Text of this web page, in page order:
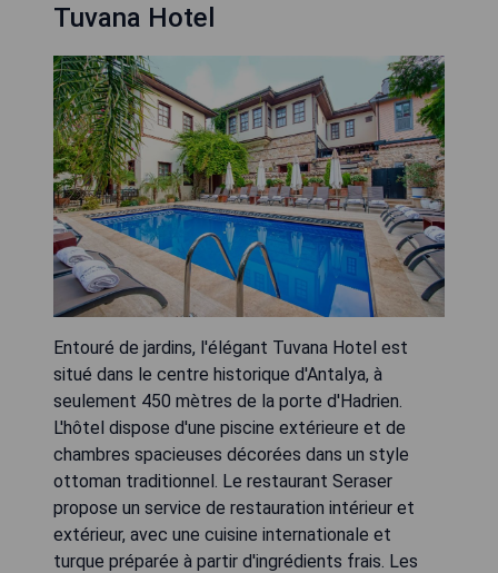
Tuvana Hotel
Entouré de jardins, l'élégant Tuvana Hotel est
situé dans le centre historique d'Antalya, à
seulement 450 mètres de la porte d'Hadrien.
L'hôtel dispose d'une piscine extérieure et de
chambres spacieuses décorées dans un style
ottoman traditionnel. Le restaurant Seraser
propose un service de restauration intérieur et
extérieur, avec une cuisine internationale et
turque préparée à partir d'ingrédients frais. Les